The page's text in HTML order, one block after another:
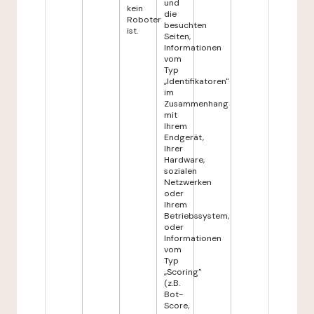
kein
Roboter
ist.
und
die
besuchten
Seiten,
Informationen
vom
Typ
„Identifikatoren"
im
Zusammenhang
mit
Ihrem
Endgerät,
Ihrer
Hardware,
sozialen
Netzwerken
oder
Ihrem
Betriebssystem,
oder
Informationen
vom
Typ
„Scoring"
(z.B.
Bot-
Score,